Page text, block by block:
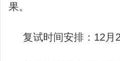
果。
复试时间安排：12月